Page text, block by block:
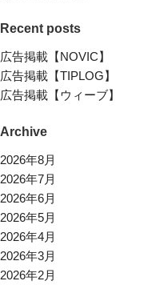
Recent posts
広告掲載【NOVIC】
広告掲載【TIPLOG】
広告掲載【ウィーブ】
Archive
2026年8月
2026年7月
2026年6月
2026年5月
2026年4月
2026年3月
2026年2月